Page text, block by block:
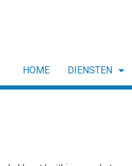
HOME DIENSTEN